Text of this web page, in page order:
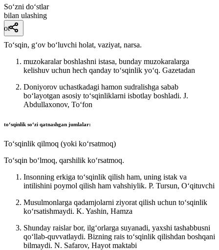
So‘zni do‘stlar
bilan ulashing
ot
Toʻsqin, gʻov boʻluvchi holat, vaziyat, narsa.
muzokaralar boshlashni istasa, bunday muzokaralarga
kelishuv uchun hech qanday toʻsqinlik yoʻq. Gazetadan
Doniyorov uchastkadagi hamon sudralishga sabab
boʻlayotgan asosiy toʻsqinliklarni isbotlay boshladi. J.
Abdullaxonov, Toʻfon
to‘sqinlik soʻzi qatnashgan jumlalar:
Toʻsqinlik qilmoq (yoki koʻrsatmoq)
Toʻsqin boʻlmoq, qarshilik koʻrsatmoq.
Insonning erkiga toʻsqinlik qilish ham, uning istak va
intilishini poymol qilish ham vahshiylik. P. Tursun, Oʻqituvchi
Musulmonlarga qadamjolarni ziyorat qilish uchun toʻsqinlik
koʻrsatishmaydi. K. Yashin, Hamza
Shunday raislar bor, ilgʻorlarga suyanadi, yaxshi tashabbusni
qoʻllab-quvvatlaydi. Bizning rais toʻsqinlik qilishdan boshqani
bilmaydi. N. Safarov, Hayot maktabi